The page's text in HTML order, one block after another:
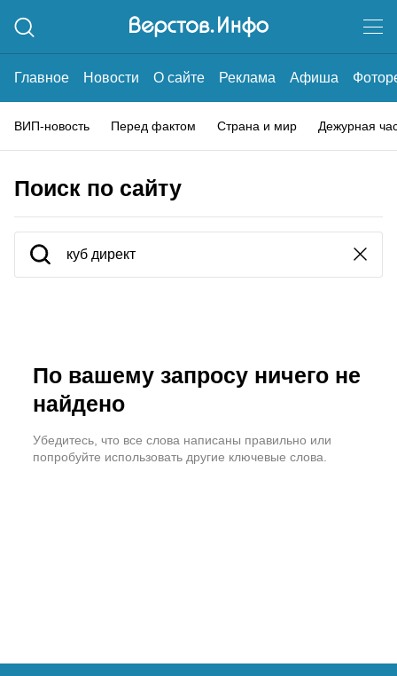
Главное Новости О сайте Реклама Афиша
ВИП-новость Перед фактом Страна и мир Дежурная
Поиск по сайту
По вашему запросу ничего не
найдено
Убедитесь, что все слова написаны правильно или
попробуйте использовать другие ключевые слова.